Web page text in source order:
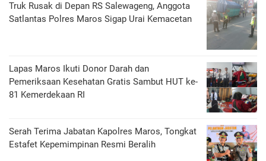
Truk Rusak di Depan RS Salewageng, Anggota
Satlantas Polres Maros Sigap Urai Kemacetan
Lapas Maros Ikuti Donor Darah dan
Pemeriksaan Kesehatan Gratis Sambut HUT ke-
81 Kemerdekaan RI
Serah Terima Jabatan Kapolres Maros, Tongkat
Estafet Kepemimpinan Resmi Beralih